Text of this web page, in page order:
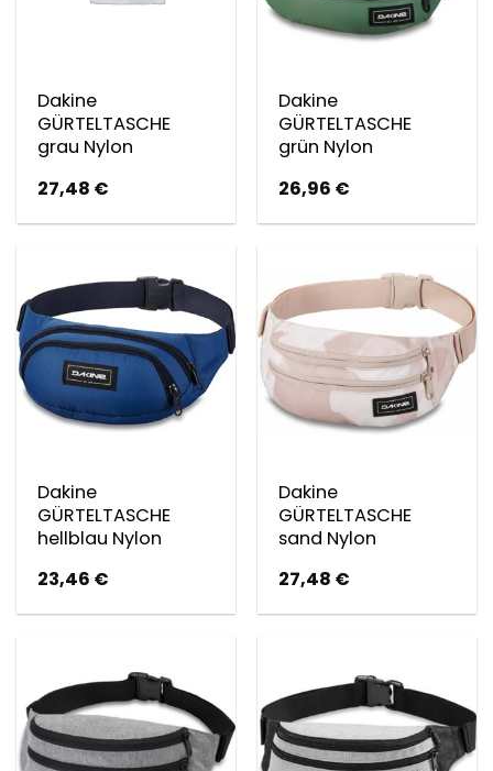
Dakine
GÜRTELTASCHE
grau Nylon
27,48 €
Dakine
GÜRTELTASCHE
grün Nylon
26,96 €
Dakine
GÜRTELTASCHE
hellblau Nylon
23,46 €
Dakine
GÜRTELTASCHE
sand Nylon
27,48 €